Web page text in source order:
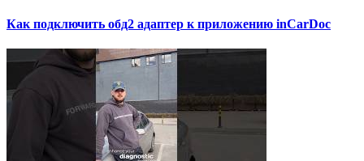
Как подключить обд2 адаптер к приложению inCarDoc